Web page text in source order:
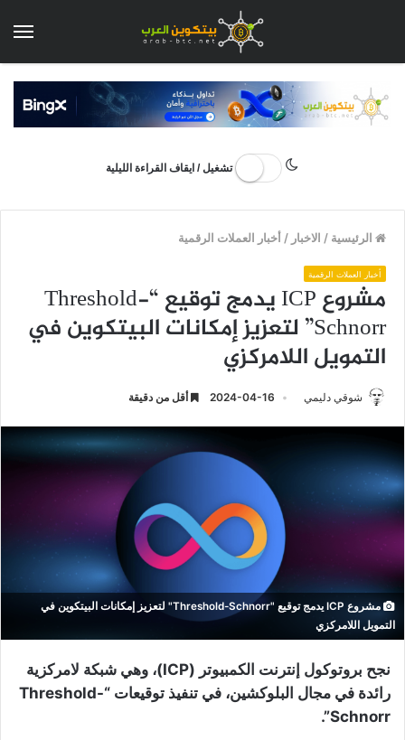
تشغيل / ايقاف القراءة الليلية
الرئيسية / الاخبار /أخبار العملات الرقمية
أخبار العملات الرقمية
مشروع ICP يدمج توقيع “Threshold-
Schnorr” لتعزيز إمكانات البيتكوين في
التمويل اللامركزي
شوقي دليمي 2024-04-16 أقل من دقيقة
مشروع ICP يدمج توقيع "Threshold-Schnorr" لتعزيز إمكانات البيتكوين في
التمويل اللامركزي
نجح بروتوكول إنترنت الكمبيوتر (ICP)، وهي شبكة لامركزية
رائدة في مجال البلوكشين، في تنفيذ توقيعات “Threshold-
Schnorr”.